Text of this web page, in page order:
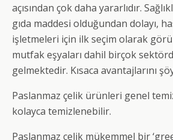
açısından çok daha yararlıdır.
gıda maddesi olduğundan dolayı,
işletmeleri için ilk seçim olarak
mutfak eşyaları dahil birçok
gelmektedir. Kısaca avantajlarını
Paslanmaz çelik ürünleri genel
kolayca temizlenebilir.
Paslanmaz çelik mükemmel bir